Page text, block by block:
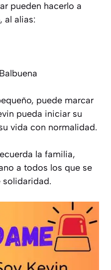
pueden hacerlo a
al alias:
puede marcar
pueda iniciar su
vida con normalidad.
la familia,
a todos los que se
solidaridad.